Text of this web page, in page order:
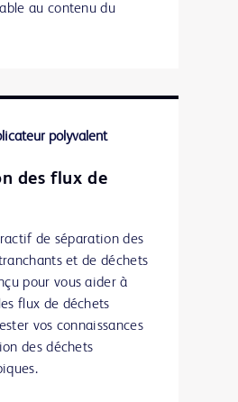
au contenu du
des flux de
de séparation des
et de déchets
pour vous aider à
flux de déchets
vos connaissances
des déchets